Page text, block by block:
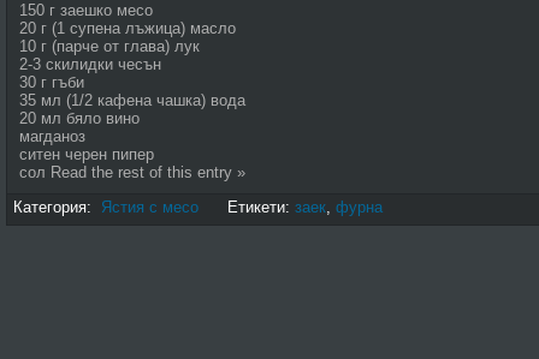
150 г заешко месо
20 г (1 супена лъжи­ца) масло
10 г (парче от глава) лук
2-3 скилидки чесън
30 г гъби
35 мл (1/2 кафена ча­шка) вода
20 мл бяло вино
магданоз
ситен черен пипер
сол Read the rest of this entry »
Категория: Ястия с месо Етикети: заек, фурна